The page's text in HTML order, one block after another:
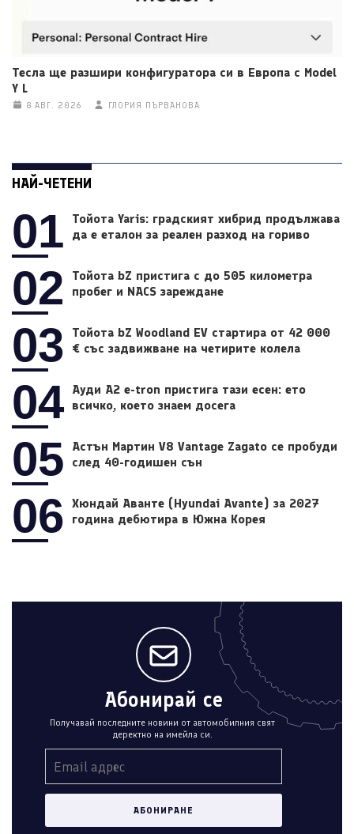
Тесла ще разшири конфигуратора си в Европа с Model
Y L
8 АВГ. 2026 ГЛОРИЯ ПЪРВАНОВА
НАЙ-ЧЕТЕНИ
01
Тойота Yaris: градският хибрид продължава
да е еталон за реален разход на гориво
02
Тойота bZ пристига с до 505 километра
пробег и NACS зареждане
03
Тойота bZ Woodland EV стартира от 42 000
€ със задвижване на четирите колела
04 Ауди A2 e-tron пристига тази есен: ето
всичко, което знаем досега
05
Астън Мартин V8 Vantage Zagato се пробуди
след 40-годишен сън
06
Хюндай Аванте (Hyundai Avante) за 2027
година дебютира в Южна Корея
Абонирай се
Получавай последните новини от автомобилния свят
деректно на имейла си.